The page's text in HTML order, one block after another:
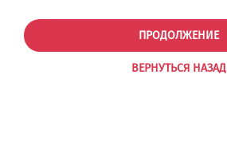
ВЕРНУТЬСЯ НАЗАД
ПРОДОЛЖЕНИЕ